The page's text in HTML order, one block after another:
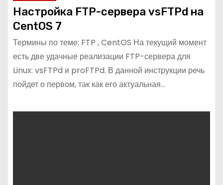
Настройка FTP-сервера vsFTPd на
CentOS 7
Термины по теме: FTP , CentOS На текущий момент
есть две удачные реализации FTP-сервера для
Linux: vsFTPd и proFTPd. В данной инструкции речь
пойдет о первом, так как его актуальная…